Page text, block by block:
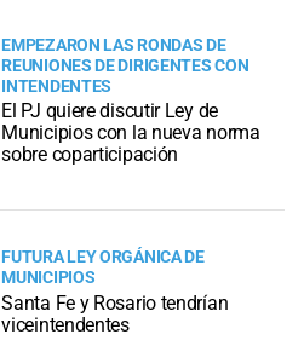
EMPEZARON LAS RONDAS DE
REUNIONES DE DIRIGENTES CON
INTENDENTES
El PJ quiere discutir Ley de
Municipios con la nueva norma
sobre coparticipación
FUTURA LEY ORGÁNICA DE
MUNICIPIOS
Santa Fe y Rosario tendrían
viceintendentes